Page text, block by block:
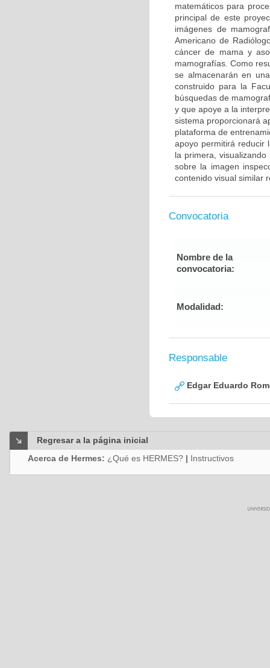
matemáticos para
principal de este
imágenes de
Americano de
cáncer de mama y
mamografías. Como
se almacenarán en
construido para la
búsquedas de
y que apoye a la
sistema proporcionará
plataforma de
apoyo permitirá reducir
la primera,
sobre la imagen
contenido visual similar
Convocatoria
Nombre de la
convocatoria:
Modalidad:
Responsable
Edgar Eduardo
Regresar a la página inicial
Acerca de Hermes: ¿Qué es HERMES? | Instructivos